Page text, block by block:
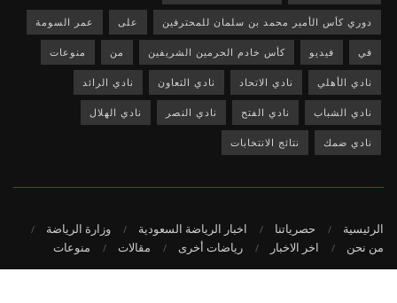
دوري كأس الأمير محمد بن سلمان للمحترفين على عمر السومة
في فيديو كأس خادم الحرمين الشريفين من منوعات
نادي الأهلي نادي الاتحاد نادي التعاون نادي الرائد
نادي الشباب نادي الفتح نادي النصر نادي الهلال
نادي ضمك نتائج الانتخابات
الرئيسية حصرياتنا اخبار الرياضة السعودية
وزارة الرياضة
من نحن
اخر الاخبار رياضات أخرى مقالات منوعات